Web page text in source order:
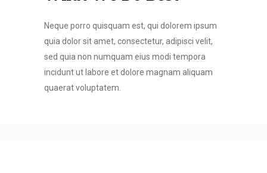
Neque porro quisquam est, qui dolorem ipsum
quia dolor sit amet, consectetur, adipisci velit,
sed quia non numquam eius modi tempora
incidunt ut labore et dolore magnam aliquam
quaerat voluptatem.